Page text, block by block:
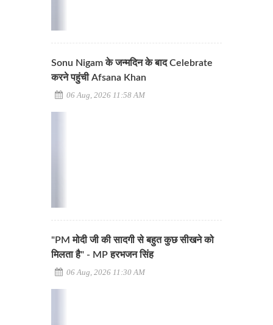
Sonu Nigam के जन्मदिन के बाद Celebrate
करने पहुंची Afsana Khan
06 Aug, 2026 11:58 AM
"PM मोदी जी की सादगी से बहुत कुछ सीखने को
मिलता है" - MP हरभजन सिंह
06 Aug, 2026 11:30 AM